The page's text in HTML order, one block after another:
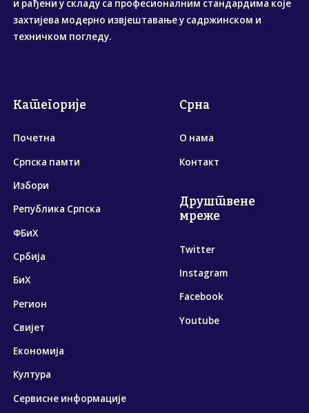
и рађени у складу са професионалним стандардима које
захтијева модерно извјештавање у садржинском и
техничком погледу.
Категорије
Почетна
Српска памти
Избори
Република Српска
ФБиХ
Србија
БиХ
Регион
Свијет
Економија
Култура
Сервисне информације
Срна
О нама
Контакт
Друштвене
мреже
Twitter
Instagram
Facebook
Youtube